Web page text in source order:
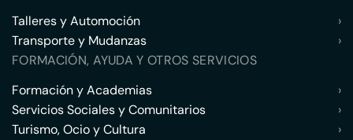
Talleres y Automoción
›
Transporte y Mudanzas
›
FORMACIÓN, AYUDA Y OTROS SERVICIOS
Formación y Academias
›
Servicios Sociales y Comunitarios
›
Turismo, Ocio y Cultura
›